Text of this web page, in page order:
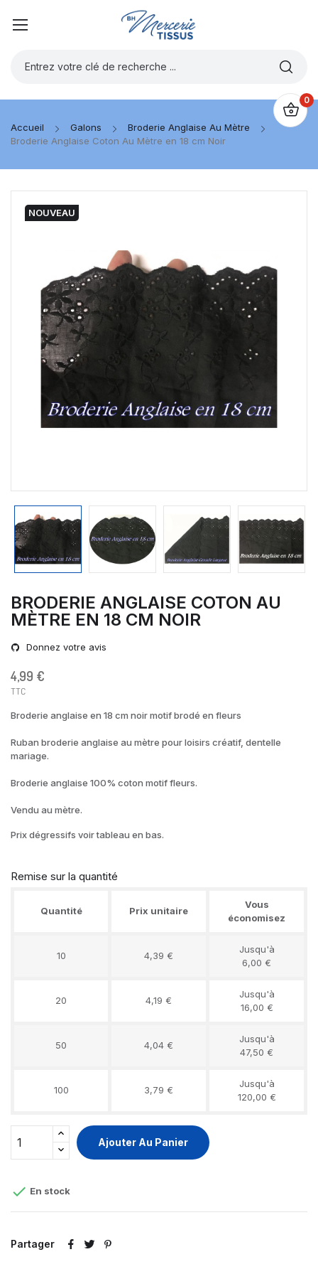
0
Accueil Galons
Broderie Anglaise Au Mètre
Broderie Anglaise Coton Au Mètre en 18 cm Noir
NOUVEAU
BRODERIE ANGLAISE COTON AU
MÈTRE EN 18 CM NOIR
Donnez votre avis
4,99 €
TTC
Broderie anglaise en 18 cm noir motif brodé en fleurs
Ruban broderie anglaise au mètre pour loisirs créatif, dentelle
mariage.
Broderie anglaise 100% coton motif fleurs.
Vendu au mètre.
Prix dégressifs voir tableau en bas.
Remise sur la quantité
Quantité Prix unitaire
Vous
économisez
10 4,39 €
Jusqu'à
6,00 €
20 4,19 €
Jusqu'à
16,00 €
50 4,04 €
Jusqu'à
47,50 €
100 3,79 €
Jusqu'à
120,00 €
Ajouter Au Panier
 En stock
Partager